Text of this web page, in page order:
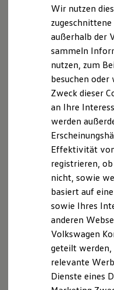
Elektroautos
ID.
Reichweite
Laden
Laden
Laden
Batterie
Sicherheit
Garantie
Kosten und Kauf
E-Auto-
Software und
Die ID.
ID.
Digitale
Probefahrt
Servicetermin
Serviceanfrage
Wir nutzen
außerhalb der
sammeln
nutzen, zum
besuchen oder
Zweck dieser
an Ihre
werden
Effektivität von
registrieren,
nicht, sowie
basiert auf
sowie Ihres
anderen
Volkswagen
geteilt werden,
relevante
Dienste eines